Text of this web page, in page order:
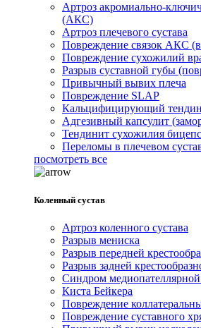
Артроз акромиально-
(АКС)
Артроз плечевого сустава
Повреждение связок АКС
Повреждение сухожилий
Разрыв суставной губы
Привычный вывих плеча
Повреждение SLAP
Кальцифицирующий
Адгезивный капсулит
Тендинит сухожилия
Переломы в плечевом
посмотреть все
Коленный сустав
Артроз коленного сустава
Разрыв мениска
Разрыв передней
Разрыв задней
Синдром медиопателлярной
Киста Бейкера
Повреждение
Повреждение суставного